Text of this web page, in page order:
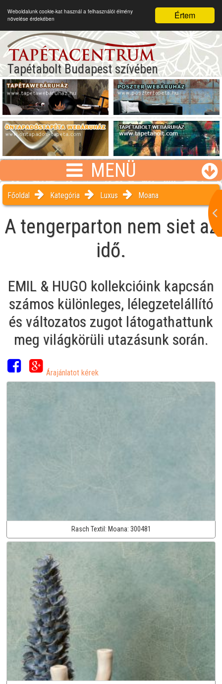
Értem
Weboldalunk cookie-kat használ a felhasználói élmény
növelése érdekében
Tapétabolt Budapest szívében
MENÜ
Főoldal Kategória Luxus Moana
A tengerparton nem siet az
idő.
EMIL & HUGO kollekcióink kapcsán
számos különleges, lélegzetelállító
és változatos zugot látogathattunk
meg világkörüli utazásunk során.
Árajánlatot kérek
Rasch Textil: Moana: 300481